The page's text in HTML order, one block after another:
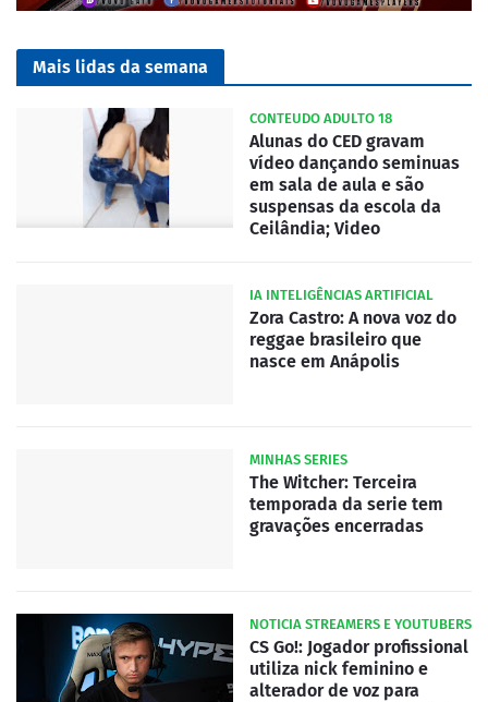
Mais lidas da semana
CONTEUDO ADULTO 18
Alunas do CED gravam
vídeo dançando seminuas
em sala de aula e são
suspensas da escola da
Ceilândia; Video
IA INTELIGÊNCIAS ARTIFICIAL
Zora Castro: A nova voz do
reggae brasileiro que
nasce em Anápolis
MINHAS SERIES
The Witcher: Terceira
temporada da serie tem
gravações encerradas
NOTICIA STREAMERS E YOUTUBERS
CS Go!: Jogador profissional
utiliza nick feminino e
alterador de voz para